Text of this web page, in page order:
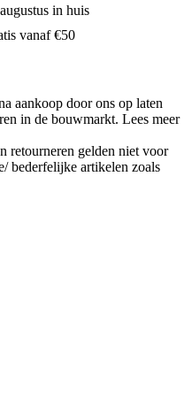
in huis
vanaf €50
aankoop door ons op laten
in de bouwmarkt. Lees meer
retourneren gelden niet voor
bederfelijke artikelen zoals